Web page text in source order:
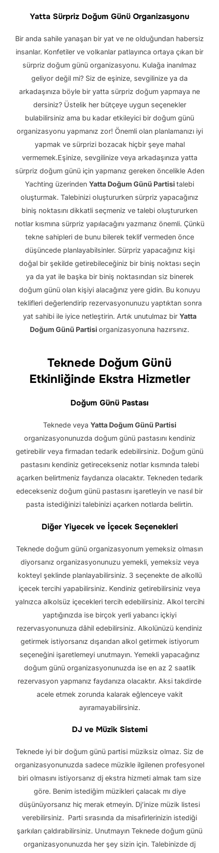
Yatta Sürpriz Doğum Günü Organizasyonu
Bir anda sahile yanaşan bir yat ve ne olduğundan habersiz
insanlar. Konfetiler ve volkanlar patlayınca ortaya çıkan bir
sürpriz doğum günü organizasyonu. Kulağa inanılmaz
geliyor değil mi? Siz de eşinize, sevgilinize ya da
arkadaşınıza böyle bir yatta sürpriz doğum yapmaya ne
dersiniz? Üstelik her bütçeye uygun seçenekler
bulabilirsiniz ama bu kadar etkileyici bir doğum günü
organizasyonu yapmanız zor! Önemli olan planlamanızı iyi
yapmak ve sürprizi bozacak hiçbir şeye mahal
vermemek.Eşinize, sevgilinize veya arkadaşınıza yatta
sürpriz doğum günü için yapmanız gereken öncelikle Aden
Yachting üzerinden Yatta Doğum Günü Partisi talebi
oluşturmak. Talebinizi oluştururken sürpriz yapacağınız
biniş noktasını dikkatli seçmeniz ve talebi oluştururken
notlar kısmına sürpriz yapılacağını yazmanız önemli. Çünkü
tekne sahipleri de bunu bilerek teklif vermeden önce
düşüncede planlayabilsinler. Sürpriz yapacağınız kişi
doğal bir şekilde getirebileceğiniz bir biniş noktası seçin
ya da yat ile başka bir biniş noktasından siz binerek
doğum günü olan kişiyi alacağınız yere gidin. Bu konuyu
teklifleri değerlendirip rezervasyonunuzu yaptıktan sonra
yat sahibi ile iyice netleştirin. Artık unutulmaz bir Yatta
Doğum Günü Partisi organizasyonuna hazırsınız.
Teknede Doğum Günü
Etkinliğinde Ekstra Hizmetler
Doğum Günü Pastası
Teknede veya Yatta Doğum Günü Partisi
organizasyonunuzda doğum günü pastasını kendiniz
getirebilir veya firmadan tedarik edebilirsiniz. Doğum günü
pastasını kendiniz getirecekseniz notlar kısmında talebi
açarken belirtmeniz faydanıza olacaktır. Tekneden tedarik
edecekseniz doğum günü pastasını işaretleyin ve nasıl bir
pasta istediğinizi talebinizi açarken notlarda belirtin.
Diğer Yiyecek ve İçecek Seçenekleri
Teknede doğum günü organizasyonum yemeksiz olmasın
diyorsanız organizasyonunuzu yemekli, yemeksiz veya
kokteyl şeklinde planlayabilirsiniz. 3 seçenekte de alkollü
içecek tercihi yapabilirsiniz. Kendiniz getirebilirsiniz veya
yalnızca alkolsüz içecekleri tercih edebilirsiniz. Alkol tercihi
yaptığınızda ise birçok yerli yabancı içkiyi
rezervasyonunuza dâhil edebilirsiniz. Alkolünüzü kendiniz
getirmek istiyorsanız dışarıdan alkol getirmek istiyorum
seçeneğini işaretlemeyi unutmayın. Yemekli yapacağınız
doğum günü organizasyonunuzda ise en az 2 saatlik
rezervasyon yapmanız faydanıza olacaktır. Aksi takdirde
acele etmek zorunda kalarak eğlenceye vakit
ayıramayabilirsiniz.
DJ ve Müzik Sistemi
Teknede iyi bir doğum günü partisi müziksiz olmaz. Siz de
organizasyonunuzda sadece müzikle ilgilenen profesyonel
biri olmasını istiyorsanız dj ekstra hizmeti almak tam size
göre. Benim istediğim müzikleri çalacak mı diye
düşünüyorsanız hiç merak etmeyin. Dj’inize müzik listesi
verebilirsiniz. Parti sırasında da misafirlerinizin istediği
şarkıları çaldırabilirsiniz. Unutmayın Teknede doğum günü
organizasyonunuzda her şey sizin için. Talebinizde dj